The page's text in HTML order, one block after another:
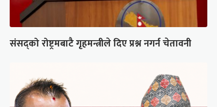
संसद्को रोष्ट्रमबाटै गृहमन्त्रीले दिए प्रश्न नगर्न चेतावनी